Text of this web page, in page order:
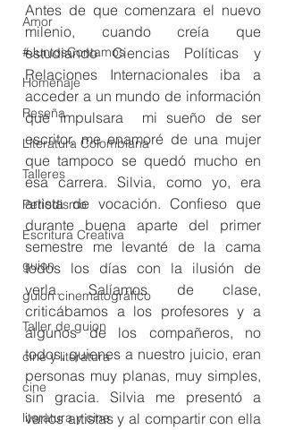
Amor
#JuntosContamos
Homenaje
Reseña
Literatura Colombiana
Talleres
Periodismo
Escritura Creativa
guion
guion cinematográfico
Taller de guion
cine y literatura
cine
literatura y cine
Antes de que comenzara el nuevo
milenio, cuando creía que
estudiando Ciencias Políticas y
Relaciones Internacionales iba a
acceder a un mundo de información
que impulsara  mi sueño de ser
escritor, me enamoré de una mujer
que tampoco se quedó mucho en
esa carrera. Silvia, como yo, era
artista de vocación. Confieso que
durante buena aparte del primer
semestre me levanté de la cama
todos los días con la ilusión de
verla. Salíamos de clase,
criticábamos a los profesores y a
algunos de los compañeros, no
todos, quienes a nuestro juicio, eran
personas muy planas, muy simples,
sin gracia. Silvia me presentó a
varios artistas y al compartir con ella